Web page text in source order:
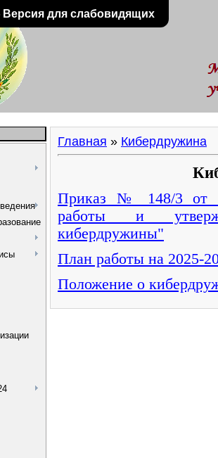
Версия для слабовидящих
Главная » Кибердружина
Приказ № 148/3 от
работы и
кибердружины"
План работы на 2025-
Положение о